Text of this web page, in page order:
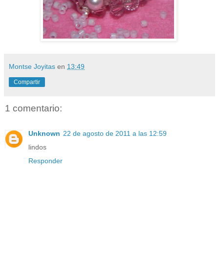
Montse Joyitas en 13:49
Compartir
1 comentario:
Unknown 22 de agosto de 2011 a las 12:59
lindos
Responder